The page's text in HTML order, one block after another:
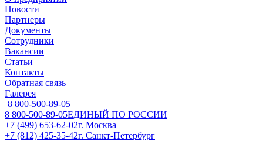
Новости
Партнеры
Документы
Сотрудники
Вакансии
Статьи
Контакты
Обратная связь
Галерея
8 800-500-89-05
8 800-500-89-05ЕДИНЫЙ ПО РОССИИ
+7 (499) 653-62-02г. Москва
+7 (812) 425-35-42г. Санкт-Петербург